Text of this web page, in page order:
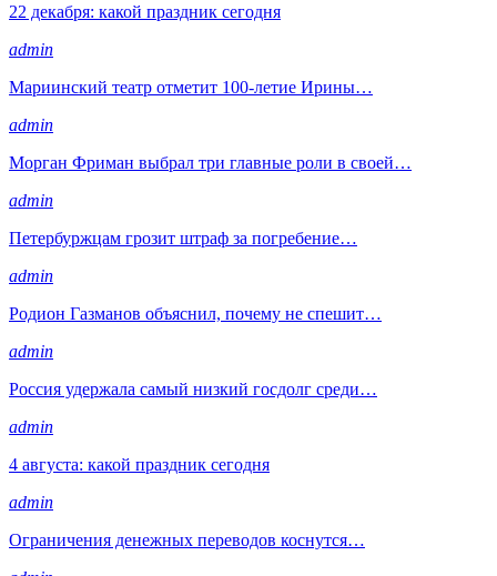
22 декабря: какой праздник сегодня
admin
Мариинский театр отметит 100-летие Ирины…
admin
Морган Фриман выбрал три главные роли в своей…
admin
Петербуржцам грозит штраф за погребение…
admin
Родион Газманов объяснил, почему не спешит…
admin
Россия удержала самый низкий госдолг среди…
admin
4 августа: какой праздник сегодня
admin
Ограничения денежных переводов коснутся…